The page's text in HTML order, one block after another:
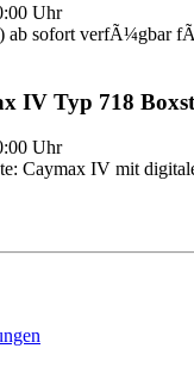
Uhr
ab sofort verfÃ¼gbar
IV Typ 718
Uhr
Caymax IV mit